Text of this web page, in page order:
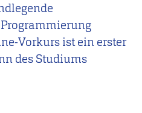
Vorkurs ist ein erster
des Studiums